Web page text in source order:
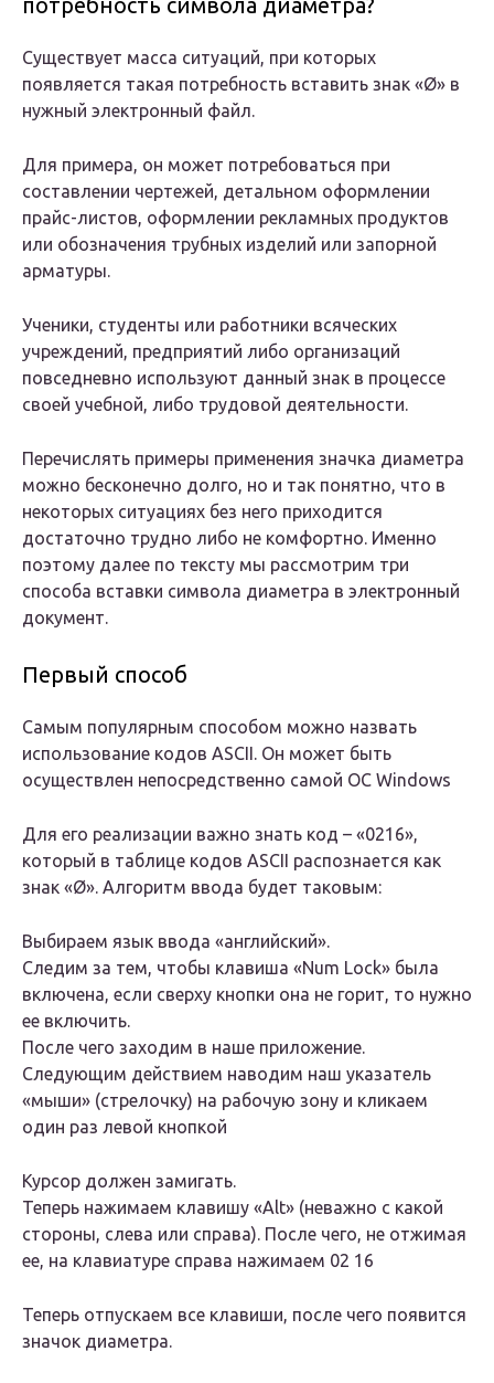
потребность символа диаметра?
Существует масса ситуаций, при которых
появляется такая потребность вставить знак «Ø» в
нужный электронный файл.
Для примера, он может потребоваться при
составлении чертежей, детальном оформлении
прайс-листов, оформлении рекламных продуктов
или обозначения трубных изделий или запорной
арматуры.
Ученики, студенты или работники всяческих
учреждений, предприятий либо организаций
повседневно используют данный знак в процессе
своей учебной, либо трудовой деятельности.
Перечислять примеры применения значка диаметра
можно бесконечно долго, но и так понятно, что в
некоторых ситуациях без него приходится
достаточно трудно либо не комфортно. Именно
поэтому далее по тексту мы рассмотрим три
способа вставки символа диаметра в электронный
документ.
Первый способ
Самым популярным способом можно назвать
использование кодов ASCII. Он может быть
осуществлен непосредственно самой ОС Windows
Для его реализации важно знать код – «0216»,
который в таблице кодов ASCII распознается как
знак «Ø». Алгоритм ввода будет таковым:
Выбираем язык ввода «английский».
Следим за тем, чтобы клавиша «Num Lock» была
включена, если сверху кнопки она не горит, то нужно
ее включить.
После чего заходим в наше приложение.
Следующим действием наводим наш указатель
«мыши» (стрелочку) на рабочую зону и кликаем
один раз левой кнопкой
Курсор должен замигать.
Теперь нажимаем клавишу «Alt» (неважно с какой
стороны, слева или справа). После чего, не отжимая
ее, на клавиатуре справа нажимаем 02 16
Теперь отпускаем все клавиши, после чего появится
значок диаметра.